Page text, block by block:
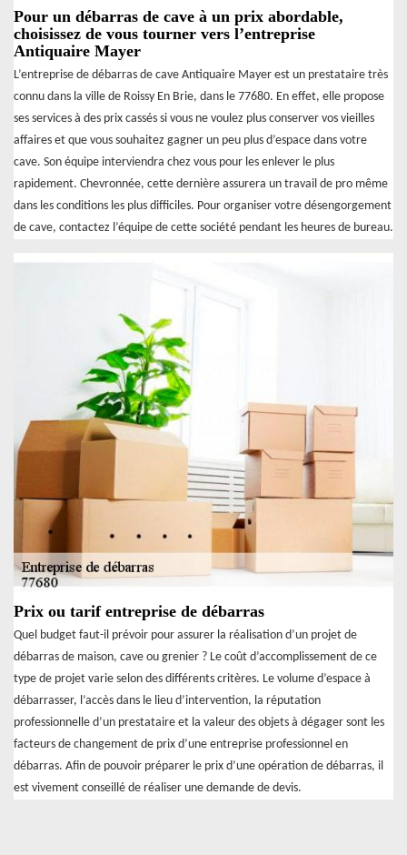
Pour un débarras de cave à un prix abordable,
choisissez de vous tourner vers l’entreprise
Antiquaire Mayer
L’entreprise de débarras de cave Antiquaire Mayer est un prestataire très
connu dans la ville de Roissy En Brie, dans le 77680. En effet, elle propose
ses services à des prix cassés si vous ne voulez plus conserver vos vieilles
affaires et que vous souhaitez gagner un peu plus d’espace dans votre
cave. Son équipe interviendra chez vous pour les enlever le plus
rapidement. Chevronnée, cette dernière assurera un travail de pro même
dans les conditions les plus difficiles. Pour organiser votre désengorgement
de cave, contactez l’équipe de cette société pendant les heures de bureau.
Prix ou tarif entreprise de débarras
Quel budget faut-il prévoir pour assurer la réalisation d’un projet de
débarras de maison, cave ou grenier ? Le coût d’accomplissement de ce
type de projet varie selon des différents critères. Le volume d’espace à
débarrasser, l’accès dans le lieu d’intervention, la réputation
professionnelle d’un prestataire et la valeur des objets à dégager sont les
facteurs de changement de prix d’une entreprise professionnel en
débarras. Afin de pouvoir préparer le prix d’une opération de débarras, il
est vivement conseillé de réaliser une demande de devis.